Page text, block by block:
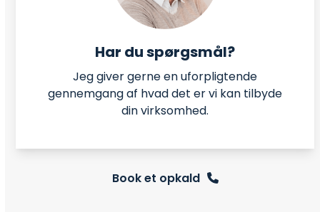
Har du spørgsmål?
Jeg giver gerne en uforpligtende
gennemgang af hvad det er vi kan tilbyde
din virksomhed.
Book et opkald